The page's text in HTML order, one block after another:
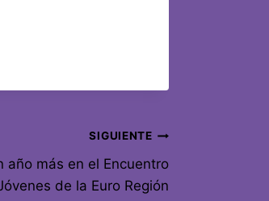
SIGUIENTE
año más en el Encuentro
de la Euro Región